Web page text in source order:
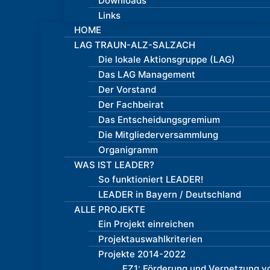
Links
HOME
LAG TRAUN-ALZ-SALZACH
Die lokale Aktionsgruppe (LAG)
Das LAG Management
Der Vorstand
Der Fachbeirat
Das Entscheidungsgremium
Die Mitgliederversammlung
Organigramm
WAS IST LEADER?
So funktioniert LEADER!
LEADER in Bayern / Deutschland
ALLE PROJEKTE
Ein Projekt einreichen
Projektauswahlkriterien
Projekte 2014-2022